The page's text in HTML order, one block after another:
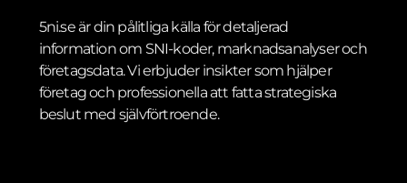
5ni.se är din pålitliga källa för detaljerad
information om SNI-koder, marknadsanalyser och
företagsdata. Vi erbjuder insikter som hjälper
företag och professionella att fatta strategiska
beslut med självförtroende.